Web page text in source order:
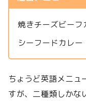
焼きチーズビー
シーフードカレ
ちょうど英語メニュ
すが、二種類しかな